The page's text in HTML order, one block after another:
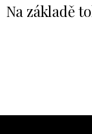
Na základě